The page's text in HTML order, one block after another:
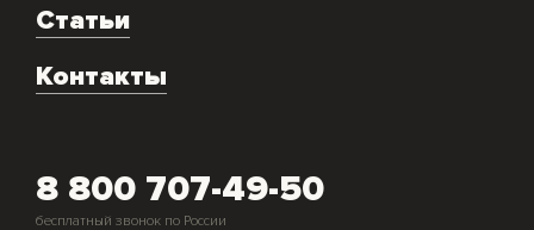
Аренда
Монтаж и подключение оборудования
Скупка генераторов
Статьи
Контакты
8 800 707-49-50
бесплатный звонок по России